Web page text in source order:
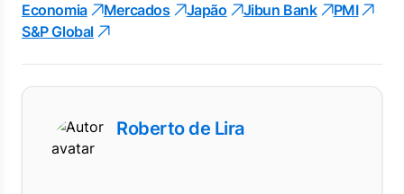
Economia Mercados Japão Jibun Bank
PMI
S&P Global
Roberto de Lira